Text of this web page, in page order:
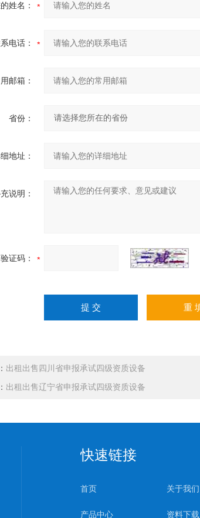
姓名：
电话：
邮箱：
省份：
地址：
说明：
验证码：
出租出售四川省申报承试四级资质设备
出租出售辽宁省申报承试四级资质设备
快速链接
首页 关于我们
产品中心 资料下载